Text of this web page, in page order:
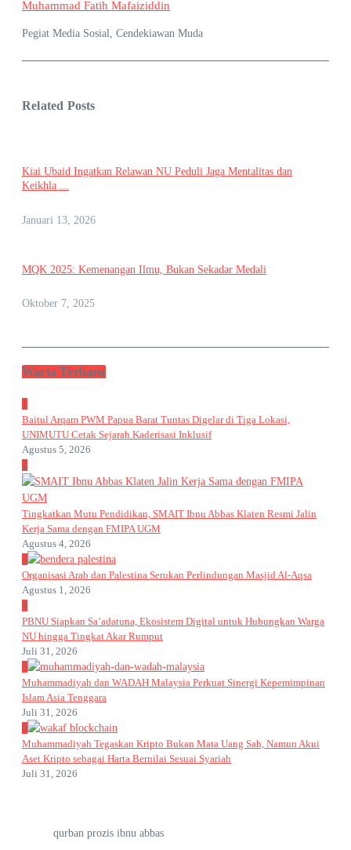
Muhammad Fatih Mafaiziddin
Pegiat Media Sosial, Cendekiawan Muda
Related Posts
Kiai Ubaid Ingatkan Relawan NU Peduli Jaga Mentalitas dan
Keikhla ...
Januari 13, 2026
MQK 2025: Kemenangan Ilmu, Bukan Sekadar Medali
Oktober 7, 2025
Warta Terbaru
1
Baitul Arqam PWM Papua Barat Tuntas Digelar di Tiga Lokasi,
UNIMUTU Cetak Sejarah Kaderisasi Inklusif
Agustus 5, 2026
2
Tingkatkan Mutu Pendidikan, SMAIT Ibnu Abbas Klaten Resmi Jalin
Kerja Sama dengan FMIPA UGM
Agustus 4, 2026
3
Organisasi Arab dan Palestina Serukan Perlindungan Masjid Al-Aqsa
Agustus 1, 2026
4
PBNU Siapkan Sa’adatuna, Ekosistem Digital untuk Hubungkan Warga
NU hingga Tingkat Akar Rumput
Juli 31, 2026
5
Muhammadiyah dan WADAH Malaysia Perkuat Sinergi Kepemimpinan
Islam Asia Tenggara
Juli 31, 2026
6
Muhammadiyah Tegaskan Kripto Bukan Mata Uang Sah, Namun Akui
Aset Kripto sebagai Harta Bernilai Sesuai Syariah
Juli 31, 2026
qurban prozis ibnu abbas